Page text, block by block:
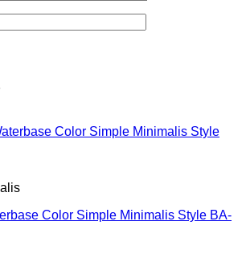
Color Simple Minimalis Style BA-